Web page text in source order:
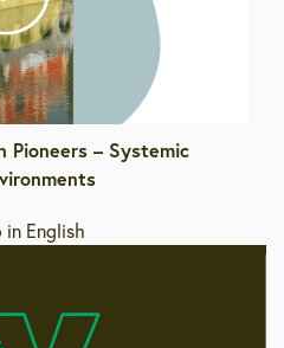
Pioneers – Systemic
English